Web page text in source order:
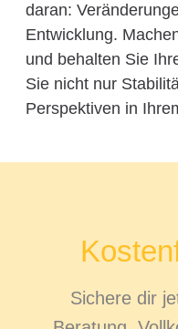
daran:
Entwicklung.
und behalten Sie
Sie nicht nur
Perspektiven in
Sichere dir